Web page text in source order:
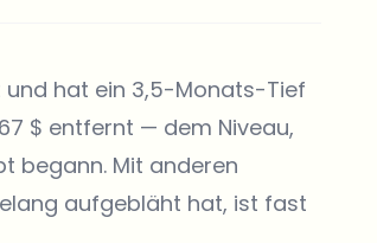
und hat ein 3,5-Monats-Tief
$ entfernt — dem Niveau,
begann. Mit anderen
aufgebläht hat, ist fast